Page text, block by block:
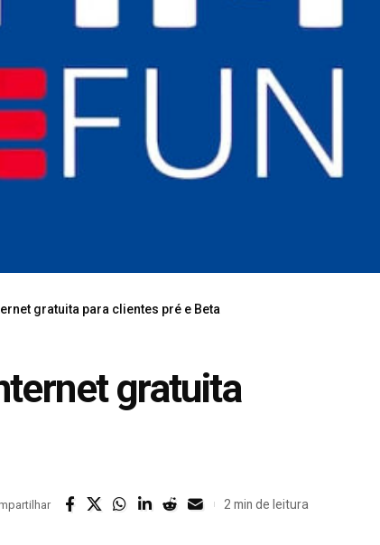
gratuita para clientes pré e Beta
gratuita
2 min de leitura